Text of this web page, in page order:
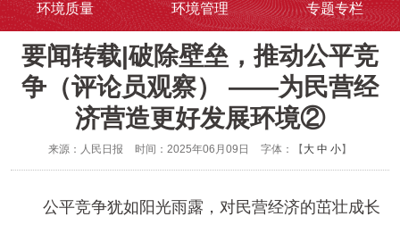
环境质量
环境管理 专题专栏
要闻转载|破除壁垒，推动公平竞
争（评论员观察） ——为民营经
济营造更好发展环境②
来源：人民日报 时间：2025年06月09日 字体：【 大 中 小】
公平竞争犹如阳光雨露，对民营经济的茁壮成长